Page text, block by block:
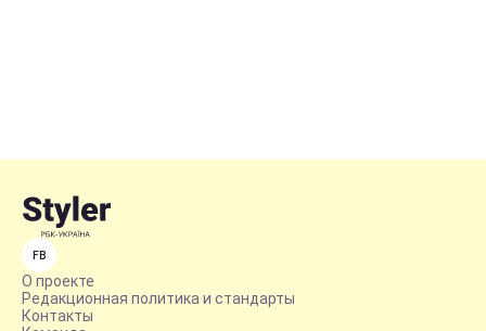
FB
О проекте
Редакционная политика и стандарты
Контакты